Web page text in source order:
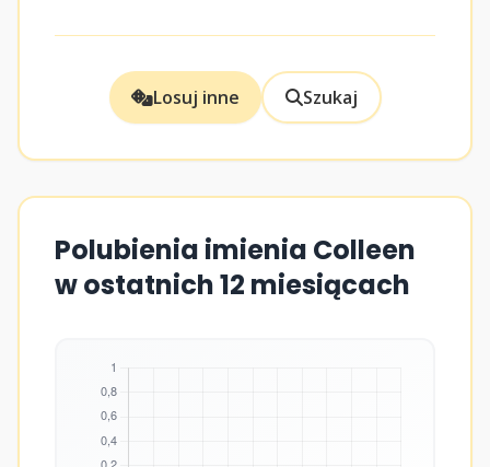
Losuj inne Szukaj
Polubienia imienia Colleen
w ostatnich 12 miesiącach